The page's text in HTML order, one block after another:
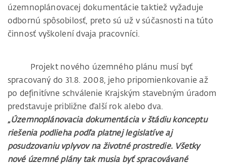
územnoplánovacej dokumentácie taktiež vyžaduje
odbornú spôsobilosť, preto sú už v súčasnosti na túto
činnosť vyškolení dvaja pracovníci.
Projekt nového územného plánu musí byť
spracovaný do 31.8. 2008, jeho pripomienkovanie až
po definitívne schválenie Krajským stavebným úradom
predstavuje približne ďalší rok alebo dva.
„Územnoplánovacia dokumentácia v štádiu konceptu
riešenia podlieha podľa platnej legislatíve aj
posudzovaniu vplyvov na životné prostredie. Všetky
nové územné plány tak musia byť spracovávané